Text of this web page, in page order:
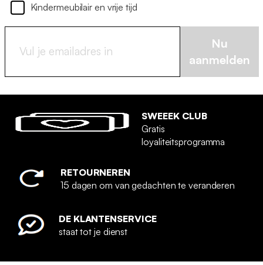
Kindermeubilair en vrije tijd
Nu
aanmelden
SWEEEK CLUB
Gratis
loyaliteitsprogramma
RETOURNEREN
15 dagen om van gedachten te veranderen
DE KLANTENSERVICE
staat tot je dienst